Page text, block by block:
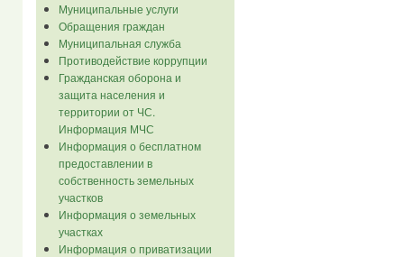
Муниципальные услуги
Обращения граждан
Муниципальная служба
Противодействие коррупции
Гражданская оборона и
защита населения и
территории от ЧС.
Информация МЧС
Информация о бесплатном
предоставлении в
собственность земельных
участков
Информация о земельных
участках
Информация о приватизации